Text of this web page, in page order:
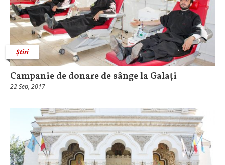
Știri
Campanie de donare de sânge la Galaţi
22 Sep, 2017